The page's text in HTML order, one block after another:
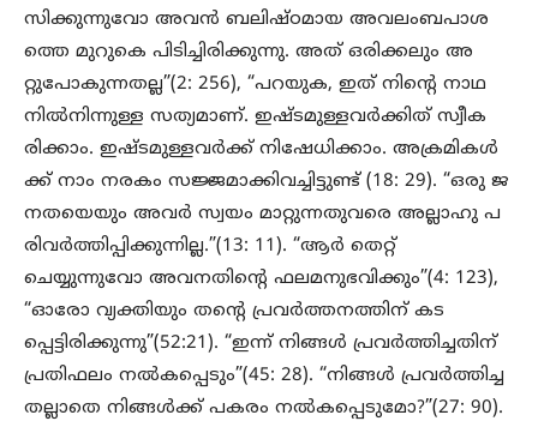
സിക്കുന്നുവോ അവൻ ബലിഷ്ഠമായ അവലംബപാശ
ത്തെ മുറുകെ പിടിച്ചിരിക്കുന്നു. അത് ഒരിക്കലും അ
റ്റുപോകുന്നതല്ല”(2: 256), “പറയുക, ഇത് നിന്റെ നാഥ
നിൽനിന്നുള്ള സത്യമാണ്. ഇഷ്ടമുള്ളവർക്കിത് സ്വീക
രിക്കാം. ഇഷ്ടമുള്ളവർക്ക് നിഷേധിക്കാം. അക്രമികൾ
ക്ക് നാം നരകം സജ്ജമാക്കിവച്ചിട്ടുണ്ട് (18: 29). “ഒരു ജ
നതയെയും അവർ സ്വയം മാറ്റുന്നതുവരെ അല്ലാഹു പ
രിവർത്തിപ്പിക്കുന്നില്ല.”(13: 11). “ആർ തെറ്റ്
ചെയ്യുന്നുവോ അവനതിന്റെ ഫലമനുഭവിക്കും”(4: 123),
“ഓരോ വ്യക്തിയും തന്റെ പ്രവർത്തനത്തിന് കട
പ്പെട്ടിരിക്കുന്നു”(52:21). “ഇന്ന് നിങ്ങൾ പ്രവർത്തിച്ചതിന്
പ്രതിഫലം നൽകപ്പെടും”(45: 28). “നിങ്ങൾ പ്രവർത്തിച്ച
തല്ലാതെ നിങ്ങൾക്ക് പകരം നൽകപ്പെടുമോ?”(27: 90).